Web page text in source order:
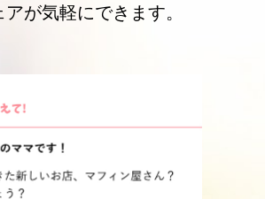
が気軽にできます。